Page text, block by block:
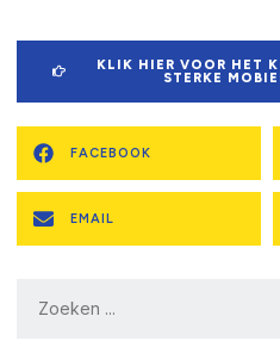
KLIK HIER VOOR HET
STERKE
FACEBOOK
EMAIL